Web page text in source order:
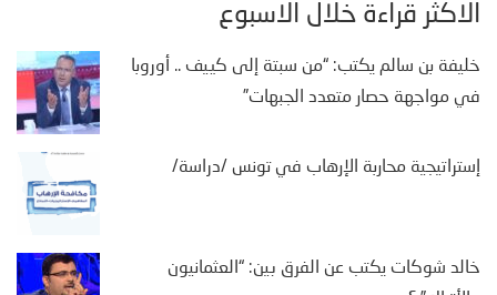
الأكثر قراءة خلال الأسبوع
خليفة بن سالم يكتب: “من سبتة إلى كييف .. أوروبا
في مواجهة حصار متعدد الجبهات”
إستراتيجية محاربة الإرهاب في تونس /دراسة/
خالد شوكات يكتب عن الفرق بين: “العثمانيون